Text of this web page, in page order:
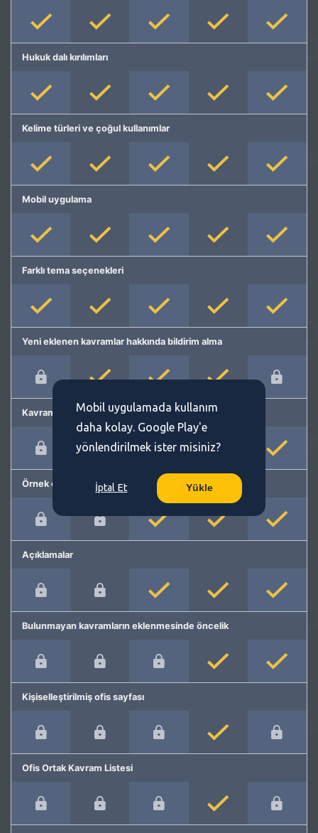
Hukuk dalı kırılımları
Kelime türleri ve çoğul kullanımlar
Mobil uygulama
Farklı tema seçenekleri
Yeni eklenen kavramlar hakkında bildirim alma
Kavram önerme
Örnek cümleler
Açıklamalar
Bulunmayan kavramların eklenmesinde öncelik
Kişiselleştirilmiş ofis sayfası
Ofis Ortak Kavram Listesi
Mobil uygulamada kullanım
daha kolay. Google Play'e
yönlendirilmek ister misiniz?
İptal Et Yükle